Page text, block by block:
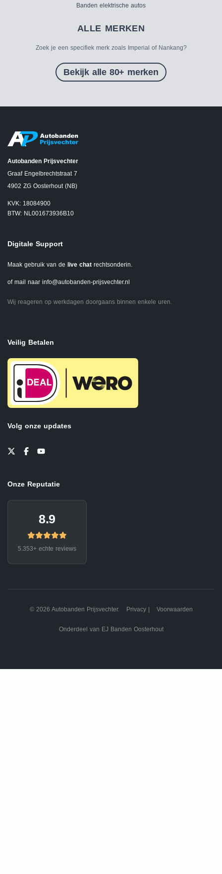
Banden elektrische autos
ALLE MERKEN
Zoek je een specifiek merk zoals Imperial of Nankang?
Bekijk alle 80+ merken
Autobanden Prijsvechter
Graaf Engelbrechtstraat 7
4902 ZG Oosterhout (NB)
KVK: 18084900
BTW: NL001673936B10
Digitale Support
Maak gebruik van de live chat rechtsonderin.
of mail naar info@autobanden-prijsvechter.nl
Wij reageren op werkdagen doorgaans binnen enkele uren.
Veilig Betalen
Volg onze updates
Onze Reputatie
8.9
5.353+ echte reviews
© 2026 Autobanden Prijsvechter. Privacy| Voorwaarden
Onderdeel van EJ Banden Oosterhout